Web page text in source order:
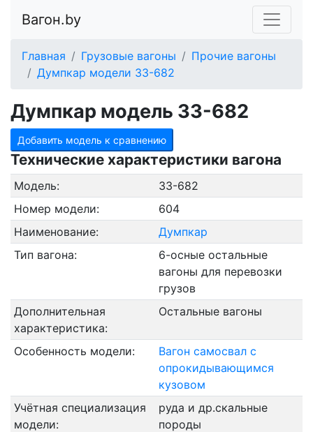
Вагон.by
Главная Грузовые вагоны
Прочие вагоны
Думпкар модели 33-682
Думпкар модель 33-682
Добавить модель к сравнению
Технические характеристики вагона
Модель:
33-682
Номер модели:
604
Наименование:
Думпкар
Тип вагона:
6-осные остальные
вагоны для перевозки
грузов
Дополнительная
характеристика:
Остальные вагоны
Особенность модели:
Вагон самосвал с
опрокидывающимся
кузовом
Учётная специализация
модели:
руда и др.скальные
породы